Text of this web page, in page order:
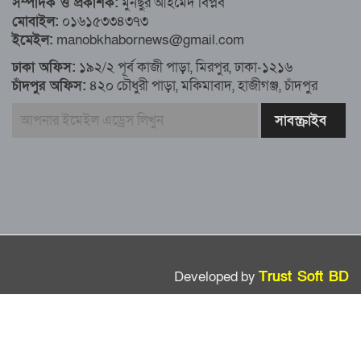
এখনও অপরিবর্তিত মাগুরার সেই শিশুটির
অবস্থা
দায়িত্বরত ট্রাফিক পুলিশকে মারধর, গ্রেপ্তার ১
ইউক্রেইন?
মোবাইল: ০১৬১৫৩৩৪৩৭৩
ইমেইল: manobkhabornews@gmail.com
ঢাকা অফিস: ১৯২/২ পূর্ব কাজী পাড়া, মিরপুর, ঢাকা-১২১৬
চাঁদপুর অফিস: ৪২০ চৌধুরী পাড়া, মকিমাবাদ, হাজীগঞ্জ, চাঁদপুর
Developed by Trust Soft BD